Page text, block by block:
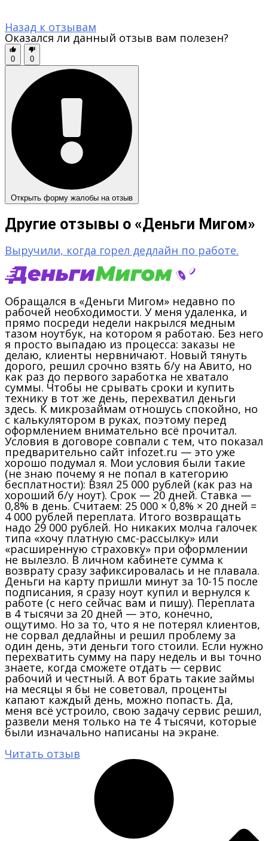
Назад к отзывам
Оказался ли данный отзыв вам полезен?
0 0
Открыть форму жалобы на отзыв
Другие отзывы о «Деньги Мигом»
Выручили, когда горел дедлайн по работе.
Обращался в «Деньги Мигом» недавно по
рабочей необходимости. У меня удаленка, и
прямо посреди недели накрылся медным
тазом ноутбук, на котором я работаю. Без него
я просто выпадаю из процесса: заказы не
делаю, клиенты нервничают. Новый тянуть
дорого, решил срочно взять б/у на Авито, но
как раз до первого заработка не хватало
суммы. Чтобы не срывать сроки и купить
технику в тот же день, перехватил деньги
здесь. К микрозаймам отношусь спокойно, но
с калькулятором в руках, поэтому перед
оформлением внимательно всё прочитал.
Условия в договоре совпали с тем, что показал
предварительно сайт infozet.ru — это уже
хорошо подумал я. Мои условия были такие
(не знаю почему я не попал в категорию
бесплатности): Взял 25 000 рублей (как раз на
хороший б/у ноут). Срок — 20 дней. Ставка —
0,8% в день. Считаем: 25 000 × 0,8% × 20 дней =
4 000 рублей переплата. Итого возвращать
надо 29 000 рублей. Но никаких молча галочек
типа «хочу платную смс-рассылку» или
«расширенную страховку» при оформлении
не вылезло. В личном кабинете сумма к
возврату сразу зафиксировалась и не плавала.
Деньги на карту пришли минут за 10-15 после
подписания, я сразу ноут купил и вернулся к
работе (с него сейчас вам и пишу). Переплата
в 4 тысячи за 20 дней — это, конечно,
ощутимо. Но за то, что я не потерял клиентов,
не сорвал дедлайны и решил проблему за
один день, эти деньги того стоили. Если нужно
перехватить сумму на пару недель и вы точно
знаете, когда сможете отдать — сервис
рабочий и честный. А вот брать такие займы
на месяцы я бы не советовал, проценты
капают каждый день, можно попасть. Да,
меня всё устроило, свою задачу сервис решил,
развели меня только на те 4 тысячи, которые
были изначально написаны на экране.
Читать отзыв